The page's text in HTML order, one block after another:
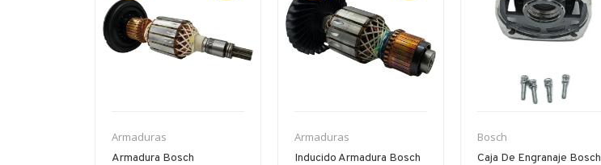
Armaduras
Armadura Bosch
Armaduras
Inducido Armadura Bosch
Bosch
Caja De Engranaje Bosch